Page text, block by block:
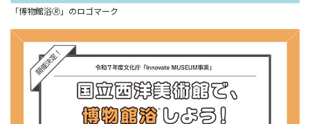
「博物館浴🄬」のロゴマーク